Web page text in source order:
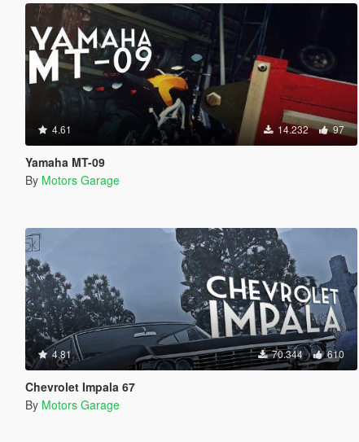
4.61 14.232 97
Yamaha MT-09
By Motors Garage
4.81 70.344 610
Chevrolet Impala 67
By Motors Garage